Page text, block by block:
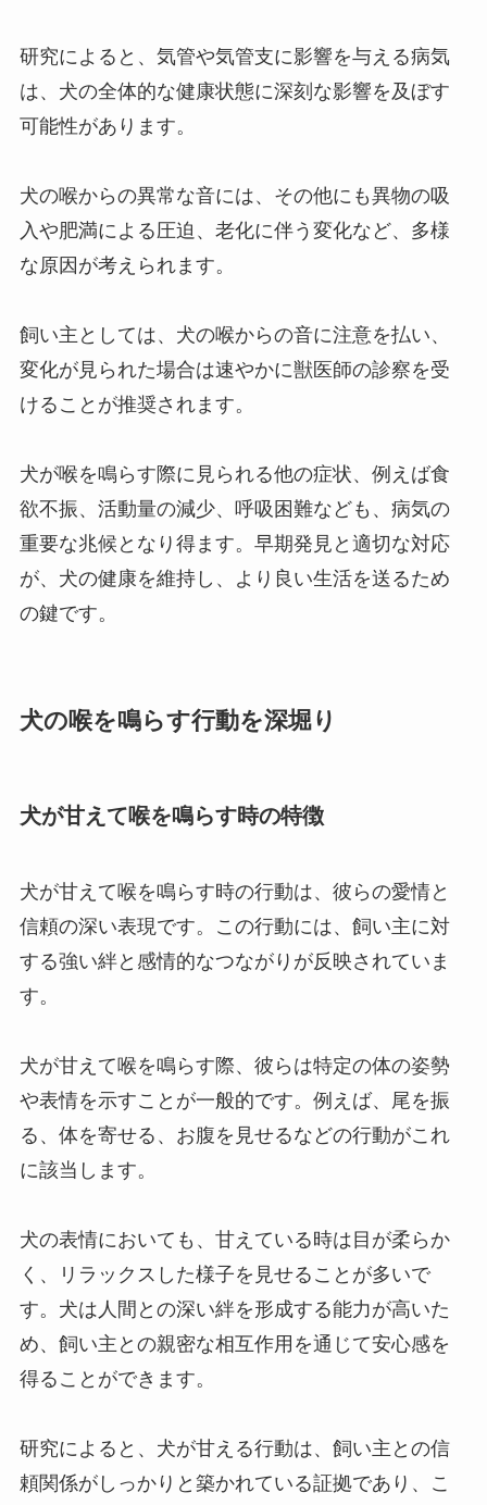
研究によると、気管や気管支に影響を与える病気
は、犬の全体的な健康状態に深刻な影響を及ぼす
可能性があります。
犬の喉からの異常な音には、その他にも異物の吸
入や肥満による圧迫、老化に伴う変化など、多様
な原因が考えられます。
飼い主としては、犬の喉からの音に注意を払い、
変化が見られた場合は速やかに獣医師の診察を受
けることが推奨されます。
犬が喉を鳴らす際に見られる他の症状、例えば食
欲不振、活動量の減少、呼吸困難なども、病気の
重要な兆候となり得ます。早期発見と適切な対応
が、犬の健康を維持し、より良い生活を送るため
の鍵です。
犬の喉を鳴らす行動を深堀り
犬が甘えて喉を鳴らす時の特徴
犬が甘えて喉を鳴らす時の行動は、彼らの愛情と
信頼の深い表現です。この行動には、飼い主に対
する強い絆と感情的なつながりが反映されていま
す。
犬が甘えて喉を鳴らす際、彼らは特定の体の姿勢
や表情を示すことが一般的です。例えば、尾を振
る、体を寄せる、お腹を見せるなどの行動がこれ
に該当します。
犬の表情においても、甘えている時は目が柔らか
く、リラックスした様子を見せることが多いで
す。犬は人間との深い絆を形成する能力が高いた
め、飼い主との親密な相互作用を通じて安心感を
得ることができます。
研究によると、犬が甘える行動は、飼い主との信
頼関係がしっかりと築かれている証拠であり、こ